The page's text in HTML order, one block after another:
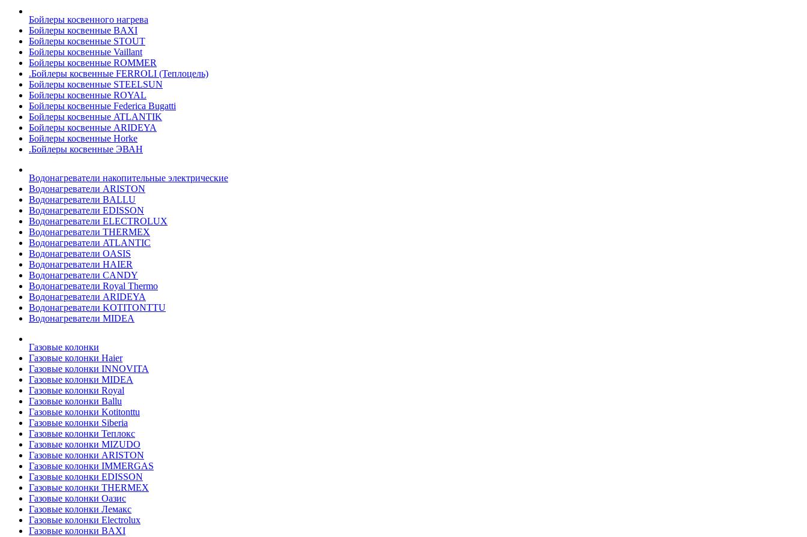
Бойлеры косвенного нагрева
Бойлеры косвенные BAXI
Бойлеры косвенные STOUT
Бойлеры косвенные Vaillant
Бойлеры косвенные ROMMER
.Бойлеры косвенные FERROLI (Теплоцель)
Бойлеры косвенные STEELSUN
Бойлеры косвенные ROYAL
Бойлеры косвенные Federica Bugatti
Бойлеры косвенные ATLANTIK
Бойлеры косвенные ARIDEYA
Бойлеры косвенные Horke
.Бойлеры косвенные ЭВАН
Водонагреватели накопительные электрические
Водонагреватели ARISTON
Водонагреватели BALLU
Водонагреватели EDISSON
Водонагреватели ELECTROLUX
Водонагреватели THERMEX
Водонагреватели ATLANTIC
Водонагреватели OASIS
Водонагреватели HAIER
Водонагреватели CANDY
Водонагреватели Royal Thermo
Водонагреватели ARIDEYA
Водонагреватели KOTITONTTU
Водонагреватели MIDEA
Газовые колонки
Газовые колонки Haier
Газовые колонки INNOVITA
Газовые колонки MIDEA
Газовые колонки Royal
Газовые колонки Ballu
Газовые колонки Kotitonttu
Газовые колонки Siberia
Газовые колонки Теплокс
Газовые колонки MIZUDO
Газовые колонки ARISTON
Газовые колонки IMMERGAS
Газовые колонки EDISSON
Газовые колонки THERMEX
Газовые колонки Оазис
Газовые колонки Лемакс
Газовые колонки Electrolux
Газовые колонки BAXI